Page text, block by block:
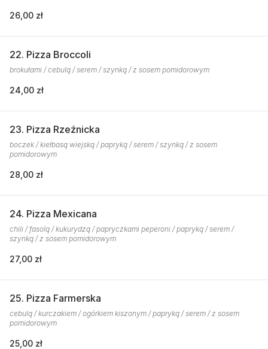
26,00 zł
22. Pizza Broccoli
brokułami / cebulą / serem / szynką / z sosem pomidorowym
24,00 zł
23. Pizza Rzeźnicka
boczek / kiełbasą wiejską / papryką / serem / szynką / z sosem
pomidorowym
28,00 zł
24. Pizza Mexicana
chili / fasolą / kukurydzą / papryczkami peperoni / papryką / serem /
szynką / z sosem pomidorowym
27,00 zł
25. Pizza Farmerska
cebulą / kurczakiem / ogórkiem kiszonym / papryką / serem / z sosem
pomidorowym
25,00 zł